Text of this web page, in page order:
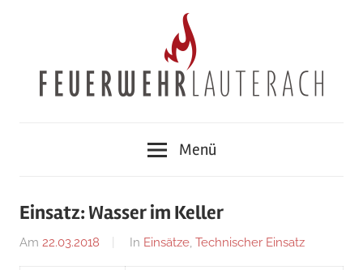
Lauterach
Menü
Einsatz: Wasser im Keller
Am 22.03.2018
Von
In Einsätze, Technischer Einsatz